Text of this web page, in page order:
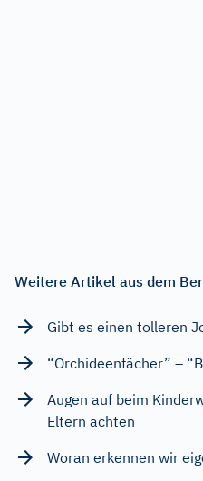
Weitere Artikel aus dem
Gibt es einen tolleren
“Orchideenfächer” –
Augen auf beim
Eltern achten
Woran erkennen wir